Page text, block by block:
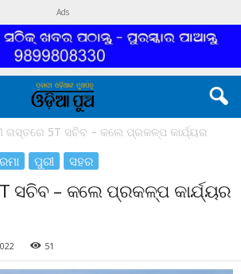
Ads
ଗସ୍ତରେ 5T ସଚିବ – କଲେ ପ୍ରକଳ୍ପ କାର୍ଯ୍ୟର
ପୁରୀ ସହର
ସଚିବ – କଲେ ପ୍ରକଳ୍ପ କାର୍ଯ୍ୟର
51